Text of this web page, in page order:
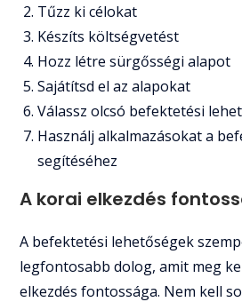
Tűzz ki célokat
Készíts költségvetést
Hozz létre sürgősségi alapot
Sajátítsd el az alapokat
Válassz olcsó befektetési
Használj alkalmazásokat a
segítéséhez
A korai elkezdés
A befektetési lehetőségek
legfontosabb dolog, amit meg
elkezdés fontossága. Nem kell